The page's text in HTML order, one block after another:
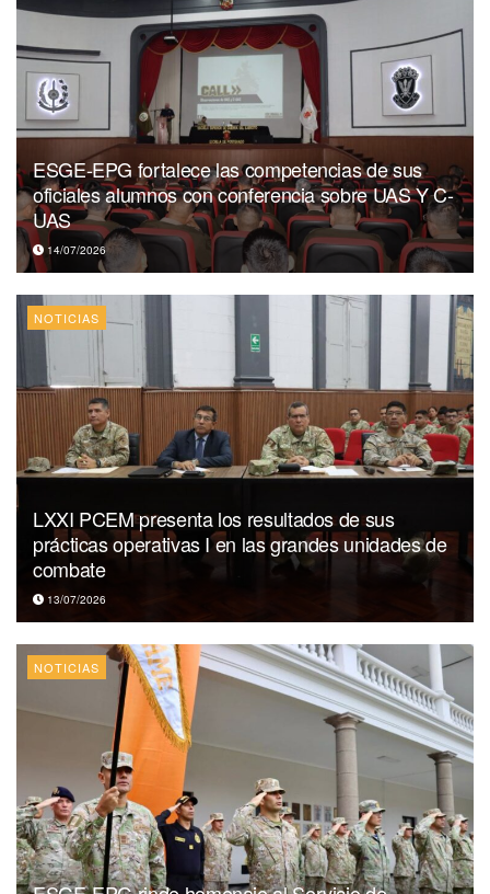
ESGE-EPG fortalece las competencias de sus
oficiales alumnos con conferencia sobre UAS Y C-
UAS
14/07/2026
NOTICIAS
LXXI PCEM presenta los resultados de sus
prácticas operativas I en las grandes unidades de
combate
13/07/2026
NOTICIAS